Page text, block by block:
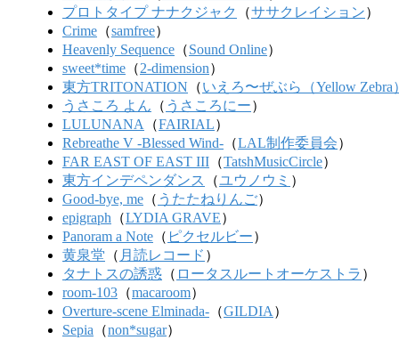
プロトタイプ ナナクジャク
（ササクレイション）
Crime （samfree）
Heavenly Sequence （Sound Online）
sweet*time （2-dimension）
東方TRITONATION （いえろ〜ぜぶら（Yellow Zebra
うさころ よん （ うさころにー）
LULUNANA
（FAIRIAL）
Rebreathe V -Blessed Wind- （LAL制作委員会）
FAR EAST OF EAST III （TatshMusicCircle）
東方インデペンダンス
（ユウノウミ ）
Good-bye, me （ うたたねりんご）
epigraph （LYDIA GRAVE）
Panoram a Note （ ピクセルビー）
黄泉堂 （ 月読レコード ）
タナトスの誘惑 （ ロータスルートオーケストラ ）
room-103 （macaroom）
Overture-scene Elminada- （GILDIA ）
Sepia （non*sugar）